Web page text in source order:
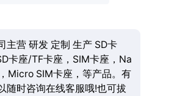
主营 研发 定制 生产 SD卡
卡座/TF卡座，SIM卡座，Na
Micro SIM卡座，等产品。有
随时咨询在线客服哦!也可拔